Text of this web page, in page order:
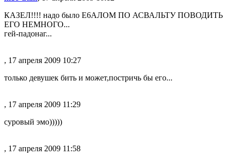
КАЗЕЛ!!!! надо было Е6АЛОМ ПО АСВАЛЬТУ ПОВОДИТЬ
ЕГО НЕМНОГО...
гей-падонаг...
, 17 апреля 2009 10:27
только девушек бить и может,постричь бы его...
, 17 апреля 2009 11:29
суровый эмо)))))
, 17 апреля 2009 11:58